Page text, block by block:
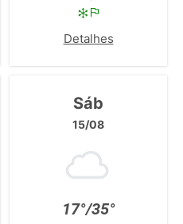
Detalhes
Sáb
15/08
17°/35°